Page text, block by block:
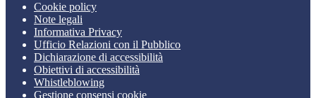
Cookie policy
Note legali
Informativa Privacy
Ufficio Relazioni con il Pubblico
Dichiarazione di accessibilità
Obiettivi di accessibilità
Whistleblowing
Gestione consensi cookie